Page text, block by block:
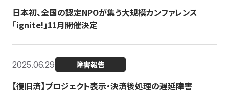
日本初、全国の認定NPOが集う大規模カンファレンス
「ignite!」11月開催決定
2025.06.29 障害報告
【復旧済】プロジェクト表示・決済後処理の遅延障害